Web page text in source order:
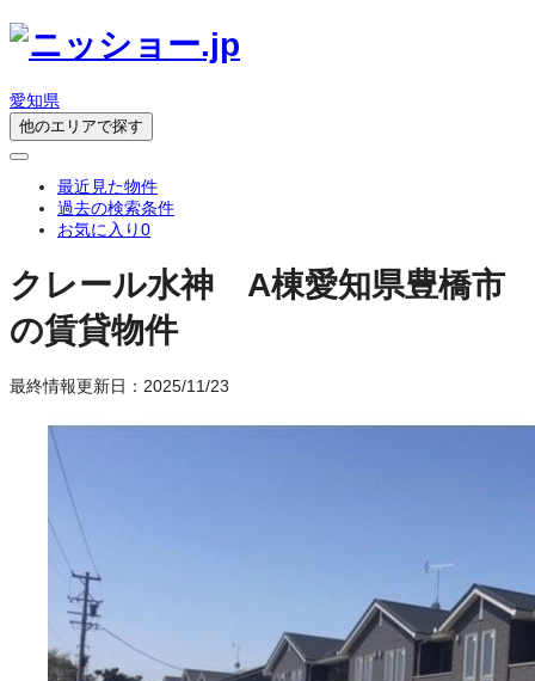
愛知県
他のエリアで探す
最近見た物件
過去の検索条件
お気に入り0
クレール水神 A棟愛知県豊橋市
の賃貸物件
最終情報更新日：2025/11/23